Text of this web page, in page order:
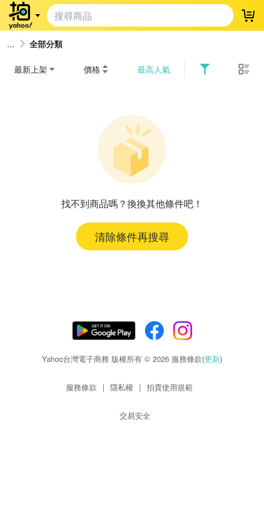
登
全部分類
最新上架 價格 最高人氣
找不到商品嗎？換換其他條件吧！
清除條件再搜尋
Yahoo台灣電子商務 版權所有 © 2026 服務條款(更新)
服務條款 | 隱私權 | 拍賣使用規範
交易安全